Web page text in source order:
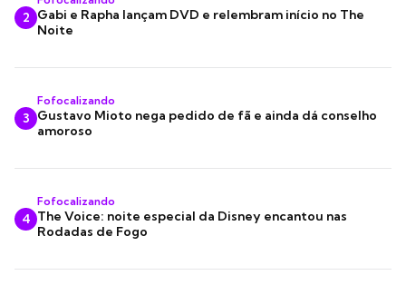
2 Gabi e Rapha lançam DVD e relembram início no The
Noite
3
Fofocalizando
Gustavo Mioto nega pedido de fã e ainda dá conselho
amoroso
4
Fofocalizando
The Voice: noite especial da Disney encantou nas
Rodadas de Fogo